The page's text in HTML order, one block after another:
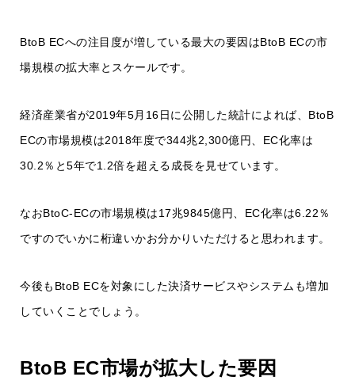
BtoB ECへの注目度が増している最大の要因はBtoB ECの市
場規模の拡大率とスケールです。
経済産業省が2019年5月16日に公開した統計によれば、BtoB
ECの市場規模は2018年度で344兆2,300億円、EC化率は
30.2％と5年で1.2倍を超える成長を見せています。
なおBtoC-ECの市場規模は17兆9845億円、EC化率は6.22％
ですのでいかに桁違いかお分かりいただけると思われます。
今後もBtoB ECを対象にした決済サービスやシステムも増加
していくことでしょう。
BtoB EC市場が拡大した要因